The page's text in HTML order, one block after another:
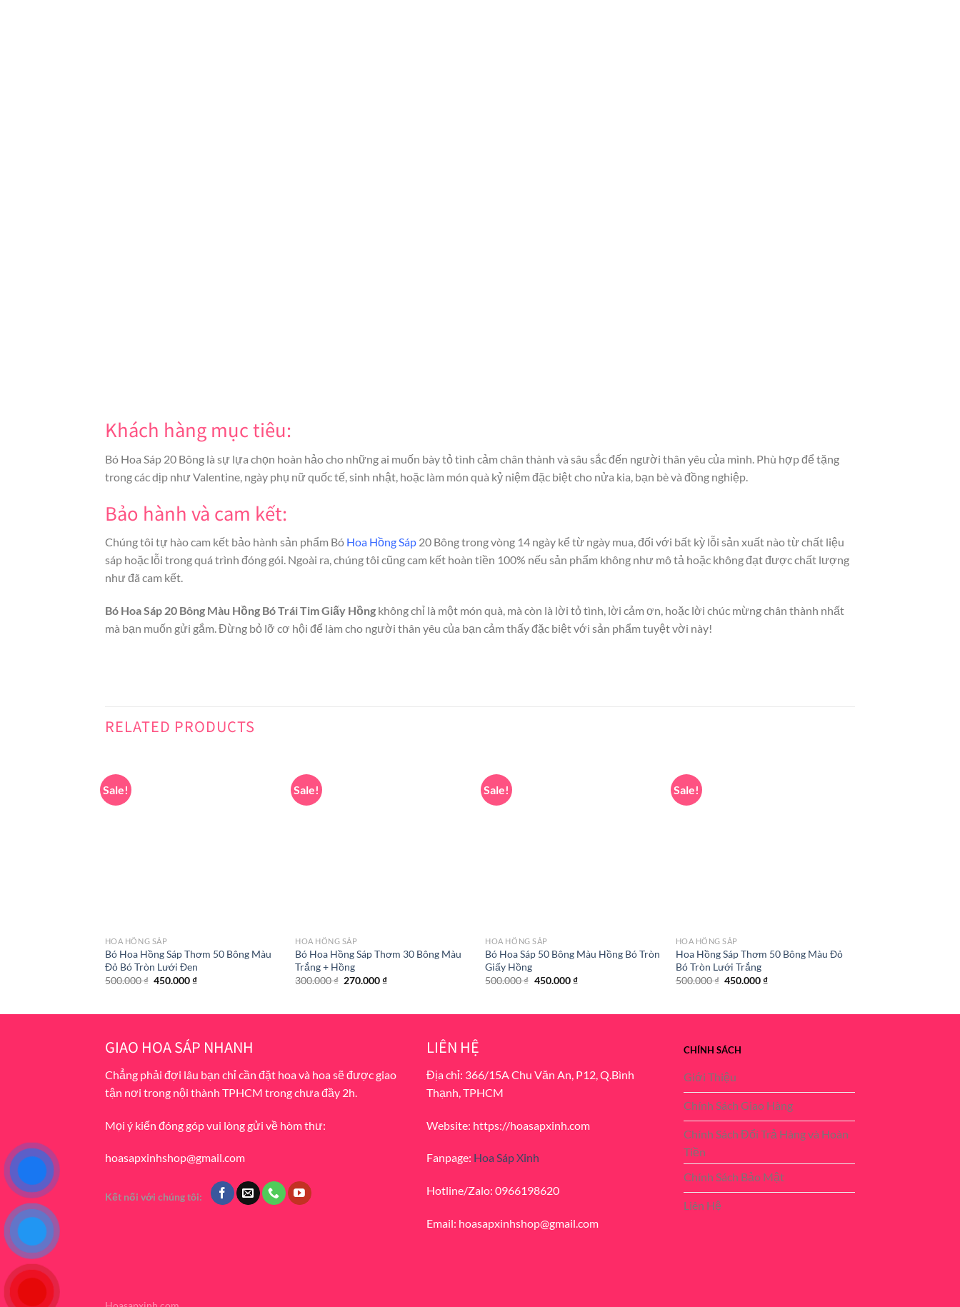
Khách hàng mục tiêu:
Bó Hoa Sáp 20 Bông là sự lựa chọn hoàn hảo cho những ai muốn bày tỏ tình cảm chân thành và sâu sắc đến người thân yêu của mình. Phù hợp để tặng
trong các dịp như Valentine, ngày phụ nữ quốc tế, sinh nhật, hoặc làm món quà kỷ niệm đặc biệt cho nửa kia, bạn bè và đồng nghiệp.
Bảo hành và cam kết:
Chúng tôi tự hào cam kết bảo hành sản phẩm Bó Hoa Hồng Sáp 20 Bông trong vòng 14 ngày kể từ ngày mua, đối với bất kỳ lỗi sản xuất nào từ chất liệu
sáp hoặc lỗi trong quá trình đóng gói. Ngoài ra, chúng tôi cũng cam kết hoàn tiền 100% nếu sản phẩm không như mô tả hoặc không đạt được chất lượng
như đã cam kết.
Bó Hoa Sáp 20 Bông Màu Hồng Bó Trái Tim Giấy Hồng không chỉ là một món quà, mà còn là lời tỏ tình, lời cảm ơn, hoặc lời chúc mừng chân thành nhất
mà bạn muốn gửi gắm. Đừng bỏ lỡ cơ hội để làm cho người thân yêu của bạn cảm thấy đặc biệt với sản phẩm tuyệt vời này!
RELATED PRODUCTS
Sale!
HOA HỒNG SÁP
Bó Hoa Hồng Sáp Thơm 50 Bông Màu
Đỏ Bó Tròn Lưới Đen
500.000₫ Original
450.000₫Current
Sale!
HOA HỒNG SÁP
Bó Hoa Hồng Sáp Thơm 30 Bông Màu
Trắng + Hồng
300.000₫ Original
270.000₫Current
Sale!
HOA HỒNG SÁP
Bó Hoa Sáp 50 Bông Màu Hồng Bó Tròn
Giấy Hồng
500.000₫ Original
450.000₫Current
Sale!
HOA HỒNG SÁP
Hoa Hồng Sáp Thơm 50 Bông Màu Đỏ
Bó Tròn Lưới Trắng
500.000₫ Original
450.000₫Current
GIAO HOA SÁP NHANH
Chẳng phải đợi lâu bạn chỉ cần đặt hoa và hoa sẽ được giao
tận nơi trong nội thành TPHCM trong chưa đầy 2h.
Mọi ý kiến đóng góp vui lòng gửi về hòm thư:
hoasapxinhshop@gmail.com
Kết nối với chúng tôi:
LIÊN HỆ
Địa chỉ: 366/15A Chu Văn An, P12, Q.Bình
Thạnh, TPHCM
Website: https://hoasapxinh.com
Fanpage: Hoa Sáp Xinh
Hotline/Zalo: 0966198620
Email: hoasapxinhshop@gmail.com
CHÍNH SÁCH
Giới Thiệu
Chính Sách Giao Hàng
Chính Sách Đổi Trả Hàng và Hoàn
Tiền
Chính Sách Bảo Mật
Liên Hệ